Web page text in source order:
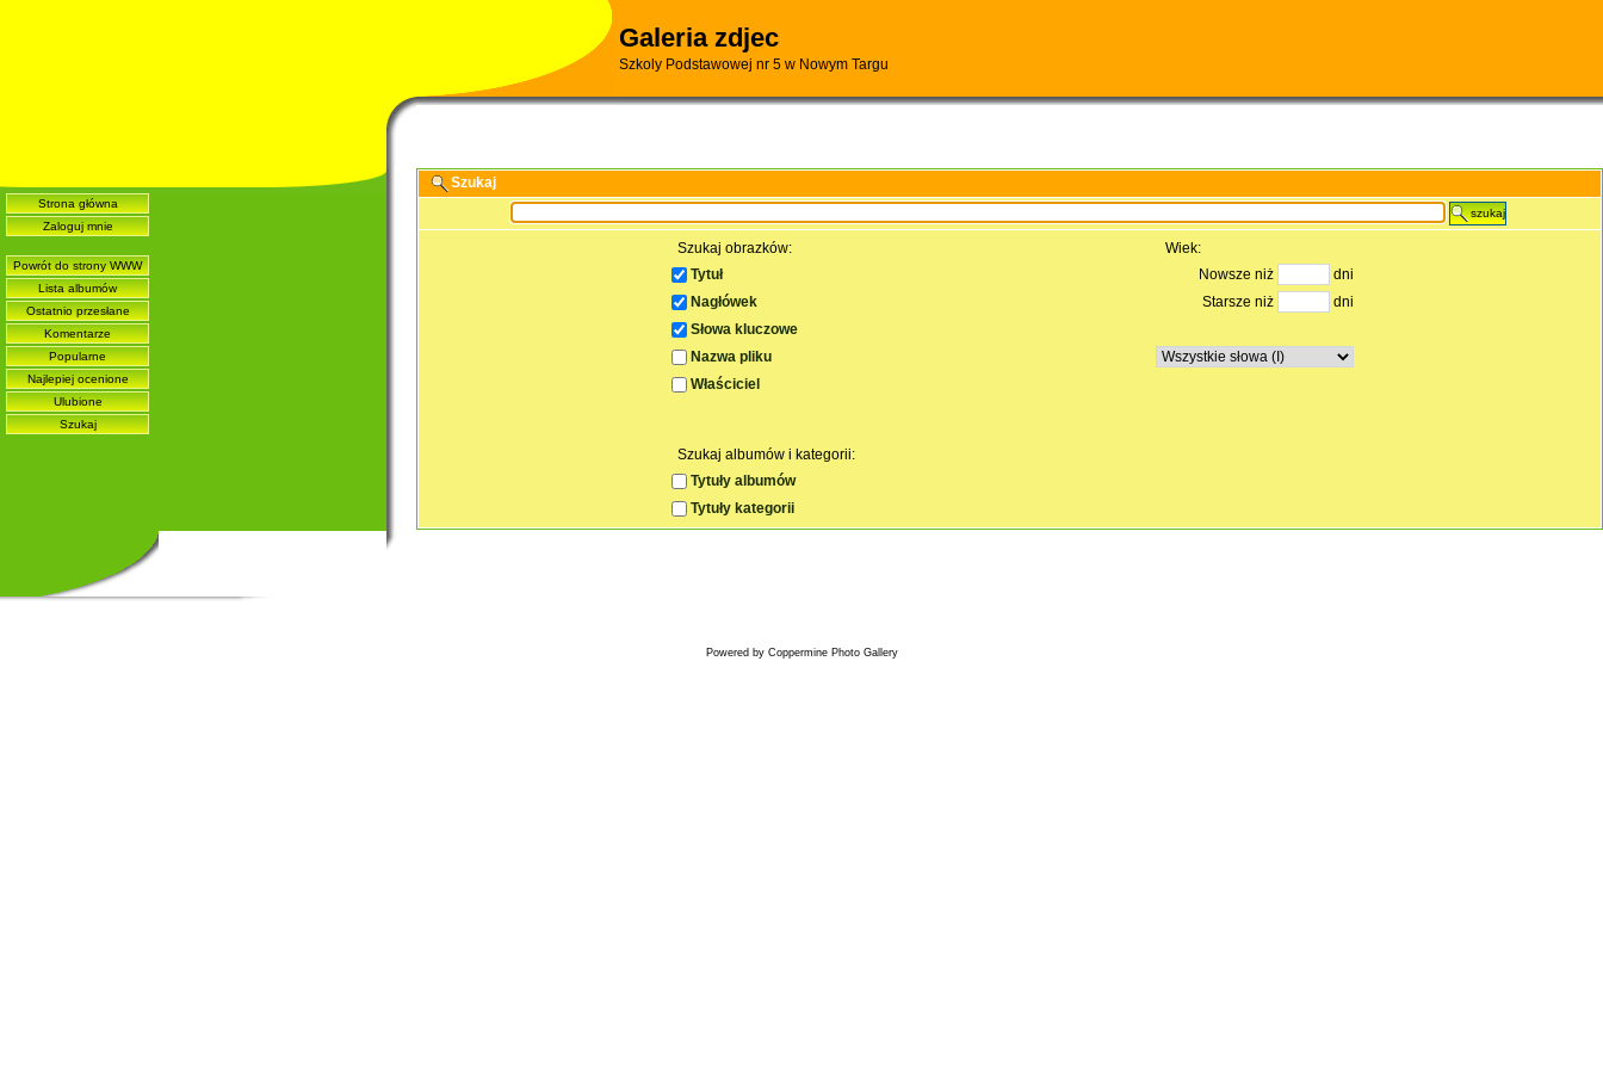
Galeria zdjec
Szkoly Podstawowej nr 5 w Nowym Targu
Strona główna
Zaloguj mnie
Powrót do strony WWW
Lista albumów
Ostatnio przesłane
Komentarze
Popularne
Najlepiej ocenione
Ulubione
Szukaj
Szukaj
szukaj
Szukaj obrazków:
Wiek:
Tytuł
Nowsze niż
dni
Nagłówek
Starsze niż
dni
Słowa kluczowe
Nazwa pliku
Właściciel
Szukaj albumów i kategorii:
Tytuły albumów
Tytuły kategorii
Powered by Coppermine Photo Gallery